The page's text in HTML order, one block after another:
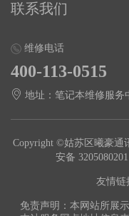
联系我们
维修电话
400-113-0515
地址：笔记本维修服务
Copyright ©姑苏区曦豪通
安备
友情链
免责声明：本网站所展